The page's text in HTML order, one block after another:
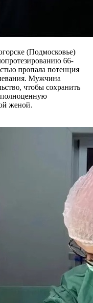
(Подмосковье)
66-
пропала потенция
Мужчина
чтобы сохранить
полноценную
женой.